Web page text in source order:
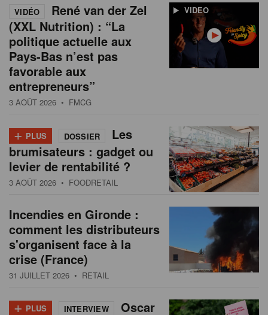
VIDEO
VIDÉO
René van der Zel
(XXL Nutrition) : “La
politique actuelle aux
Pays-Bas n’est pas
favorable aux
entrepreneurs”
3 AOÛT 2026 • FMCG
+ PLUS DOSSIER
Les
brumisateurs : gadget ou
levier de rentabilité ?
3 AOÛT 2026 • FOODRETAIL
Incendies en Gironde :
comment les distributeurs
s'organisent face à la
crise (France)
31 JUILLET 2026 • RETAIL
+ PLUS INTERVIEW Oscar